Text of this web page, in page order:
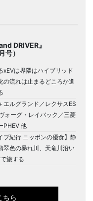
DRIVER』
号）
xEVは界隈はハイブリッド
の流れは止まるどころか進
エルグランド／レクサスES
ォーグ・レイバック／三菱
PHEV 他
ブ紀行 ニッポンの優食】静
翠色の暴れ川、天竜川沿い
旅する
ちら